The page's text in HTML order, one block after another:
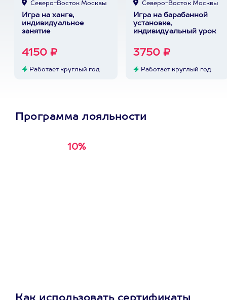
Северо-Восток Москвы
Игра на ханге,
индивидуальное
занятие
4150 ₽
Работает круглый год
Северо-Восток Москвы
Игра на барабанной
установке,
индивидуальный урок
3750 ₽
Работает круглый год
Программа лояльности
10%